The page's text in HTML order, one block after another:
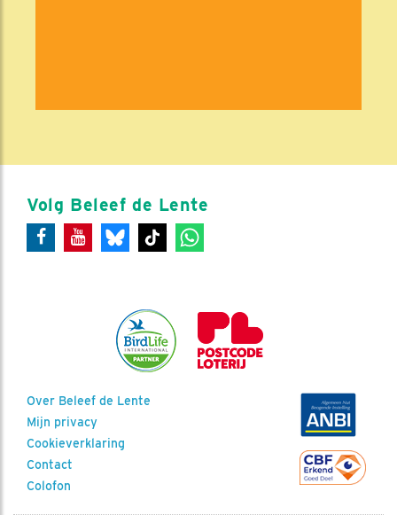
Volg Beleef de Lente
Over Beleef de Lente
Mijn privacy
Cookieverklaring
Contact
Colofon